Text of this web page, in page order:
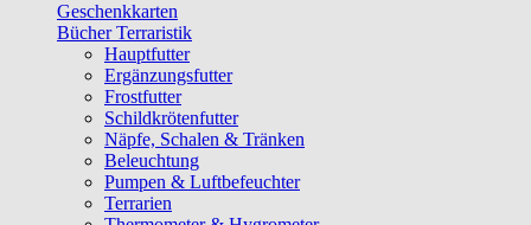
Geschenkkarten
Bücher Terraristik
Hauptfutter
Ergänzungsfutter
Frostfutter
Schildkrötenfutter
Näpfe, Schalen & Tränken
Beleuchtung
Pumpen & Luftbefeuchter
Terrarien